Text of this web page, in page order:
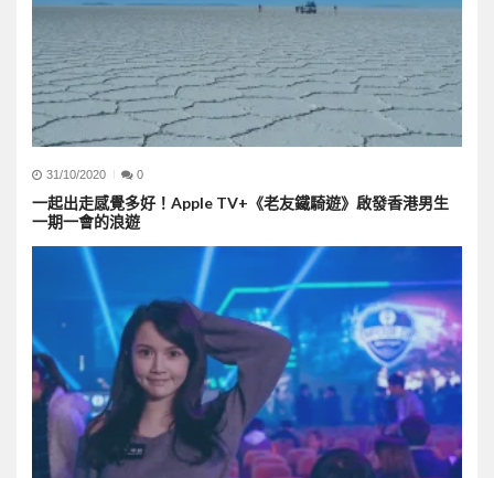
31/10/2020 0
一起出走感覺多好！Apple TV+《老友鐵騎遊》啟發香港男生
一期一會的浪遊